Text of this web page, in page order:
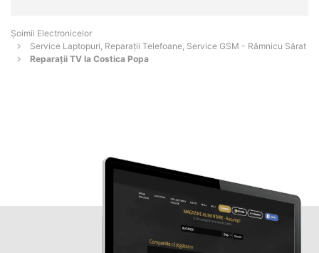
Șoimii Electronicelor
Service Laptopuri, Reparații Telefoane, Service GSM - Râmnicu Sărat
Reparații TV la Costica Popa